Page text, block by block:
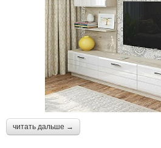
читать дальше →